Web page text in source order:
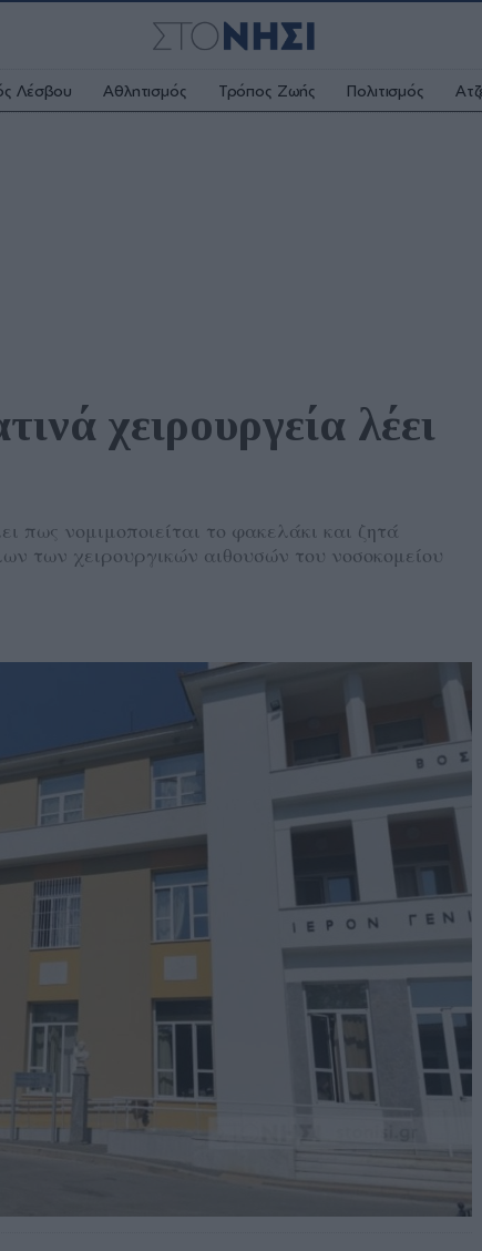
Λέσβου Αθλητισμός Τρόπος Ζωής Πολιτισμός
χειρουργεία λέει
πως νομιμοποιείται το φακελάκι και ζητά
των χειρουργικών αιθουσών του νοσοκομείου